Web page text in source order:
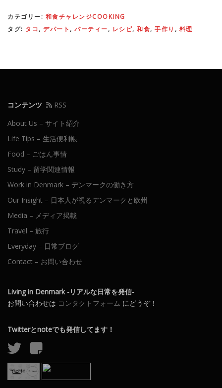
カテゴリー: 和食チャレンジCOOKING
タグ: タコ, デパート , パーティー, レシピ, 和食, 手作り , 料理
コンテンツ
RSS
About Us – サイト紹介
Life Tips – 生活便利帳
Food – ごはん事情
Study – 留学関連情報
Work in Denmark – デンマークの働き方
Our Insight – 日本人が視るデンマークと欧州
Media – メディア掲載
Travel – 旅行
Everyday – 日常ブログ
Contact – お問い合わせ
Living in Denmark -リアルな日常を発信-
お問い合わせは コンタクトフォーム にどうぞ！
Twitterとnoteでも発信してます！